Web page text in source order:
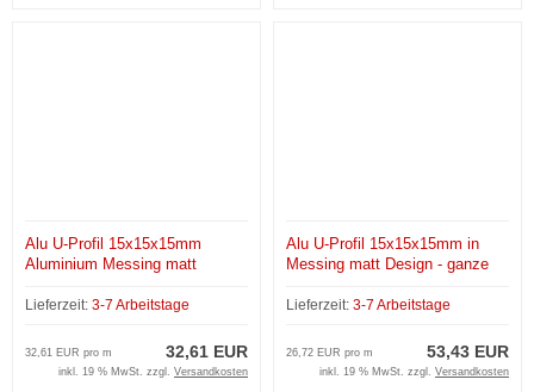
Alu U-Profil 15x15x15mm
Aluminium Messing matt
Lieferzeit: 3-7 Arbeitstage
32,61 EUR
32,61 EUR pro m
inkl. 19 % MwSt. zzgl. Versandkosten
Alu U-Profil 15x15x15mm in
Messing matt Design - ganze
Lieferzeit: 3-7 Arbeitstage
53,43 EUR
26,72 EUR pro m
inkl. 19 % MwSt. zzgl. Versandkosten